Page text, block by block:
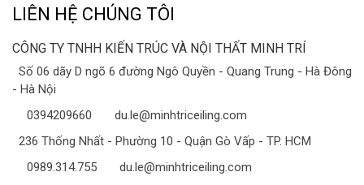
LIÊN HỆ CHÚNG TÔI
CÔNG TY TNHH KIẾN TRÚC VÀ NỘI THẤT MINH TRÍ
Số 06 dãy D ngõ 6 đường Ngô Quyền - Quang Trung - Hà Đông
- Hà Nội
0394209660
du.le@minhtriceiling.com
236 Thống Nhất - Phường 10 - Quận Gò Vấp - TP. HCM
0989.314.755
du.le@minhtriceiling.com